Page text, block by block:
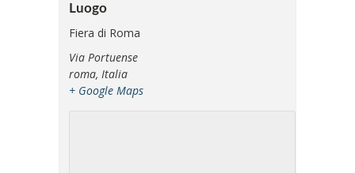
Luogo
Fiera di Roma
Via Portuense
roma, Italia
+ Google Maps